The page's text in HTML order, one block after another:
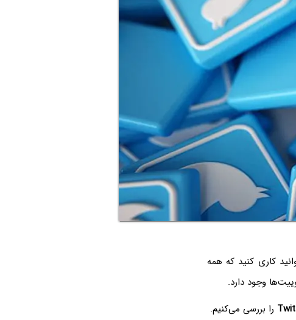
کاری کنید که همه
وجود دارد.
را بررسی می‌کنیم.